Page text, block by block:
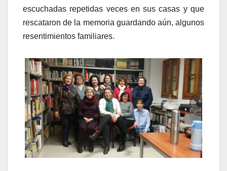
escuchadas repetidas veces en sus casas y que
rescataron de la memoria guardando aún, algunos
resentimientos familiares.